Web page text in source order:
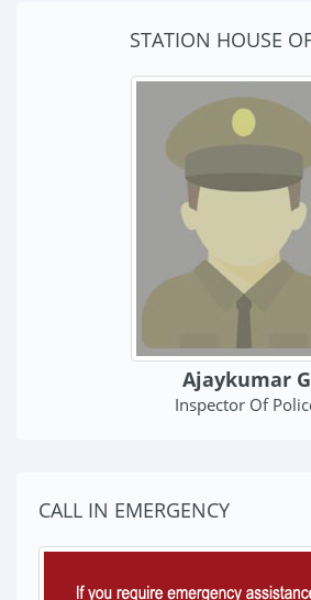
STATION HOUSE
Ajaykumar G
Inspector Of
CALL IN EMERGENCY